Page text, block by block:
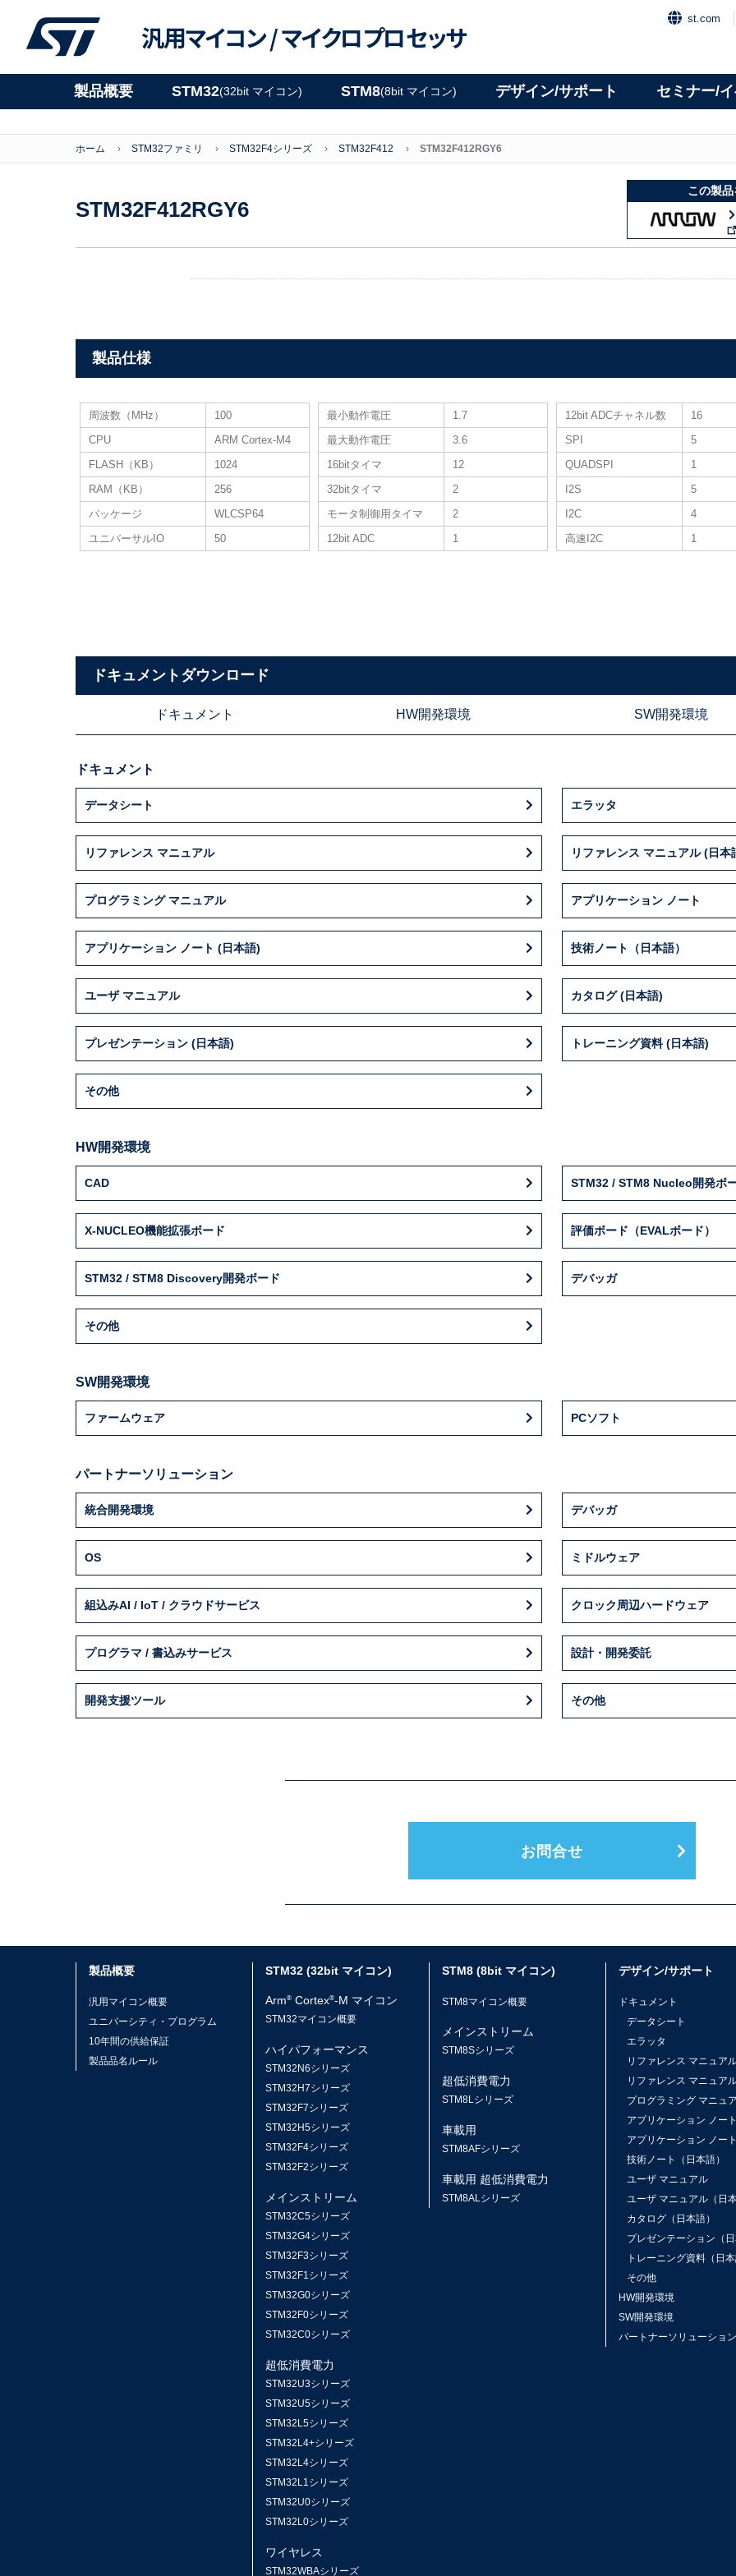
汎用マイコン /マイクロプロセッサ
st.com
製品概要 STM32(32bit マイコン) STM8(8bit マイコン) デザイン/サポート セミナー/
ホーム STM32ファミリ STM32F4シリーズ STM32F412 STM32F412RGY6
STM32F412RGY6
この製
製品仕様
周波数（MHz）
100
CPU
ARM Cortex-M4
FLASH（KB）
1024
RAM（KB）
256
パッケージ
WLCSP64
ユニバーサルIO
50
最小動作電圧
1.7
最大動作電圧
3.6
16bitタイマ
12
32bitタイマ
2
モータ制御用タイマ
2
12bit ADC
1
12bit ADCチャネル数
16
SPI
5
QUADSPI
1
I2S
5
I2C
4
高速I2C
1
ドキュメントダウンロード
ドキュメント HW開発環境 SW開発環境
ドキュメント
データシート エラッタ
リファレンス マニュアル リファレンス マニュアル (日本
プログラミング マニュアル アプリケーション ノート
アプリケーション ノート (日本語) 技術ノート（日本語）
ユーザ マニュアル カタログ (日本語)
プレゼンテーション (日本語) トレーニング資料 (日本語)
その他
HW開発環境
CAD STM32 / STM8 Nucleo開発ボ
X-NUCLEO機能拡張ボード 評価ボード（EVALボード）
STM32 / STM8 Discovery開発ボード デバッガ
その他
SW開発環境
ファームウェア PCソフト
パートナーソリューション
統合開発環境 デバッガ
OS ミドルウェア
組込みAI / IoT / クラウドサービス クロック周辺ハードウェア
プログラマ / 書込みサービス 設計・開発委託
開発支援ツール その他
お問合せ
製品概要
汎用マイコン概要
ユニバーシティ・プログラム
10年間の供給保証
製品品名ルール
STM32 (32bit マイコン)
Arm® Cortex®-M マイコン
STM32マイコン概要
ハイパフォーマンス
STM32N6シリーズ
STM32H7シリーズ
STM32F7シリーズ
STM32H5シリーズ
STM32F4シリーズ
STM32F2シリーズ
メインストリーム
STM32C5シリーズ
STM32G4シリーズ
STM32F3シリーズ
STM32F1シリーズ
STM32G0シリーズ
STM32F0シリーズ
STM32C0シリーズ
超低消費電力
STM32U3シリーズ
STM32U5シリーズ
STM32L5シリーズ
STM32L4+シリーズ
STM32L4シリーズ
STM32L1シリーズ
STM32U0シリーズ
STM32L0シリーズ
ワイヤレス
STM32WBAシリーズ
STM8 (8bit マイコン)
STM8マイコン概要
メインストリーム
STM8Sシリーズ
超低消費電力
STM8Lシリーズ
車載用
STM8AFシリーズ
車載用 超低消費電力
STM8ALシリーズ
デザイン/サポート
ドキュメント
データシート
エラッタ
リファレンス マニュア
リファレンス マニュア
プログラミング マニュ
アプリケーション ノー
アプリケーション ノー
技術ノート（日本語）
ユーザ マニュアル
ユーザ マニュアル（日
カタログ（日本語）
プレゼンテーション（
トレーニング資料（日
その他
HW開発環境
SW開発環境
パートナーソリューション